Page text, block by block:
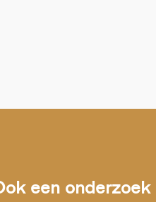
een